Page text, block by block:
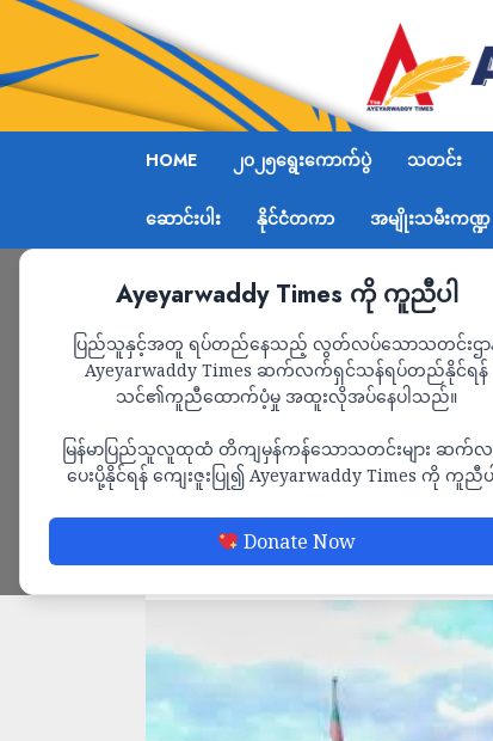
HOME ၂၀၂၅ရွေးကောက်ပွဲ သတင်း
ဆောင်းပါး နိုင်ငံတကာ အမျိုးသမီးကဏ္ဍ
Ayeyarwaddy Times ကို ကူညီပါ
ပြည်သူနှင့်အတူ ရပ်တည်နေသည့် လွတ်လပ်သောသတင်းဌာ
Ayeyarwaddy Times ဆက်လက်ရှင်သန်ရပ်တည်နိုင်ရန်
သင်၏ကူညီထောက်ပံ့မှု အထူးလိုအပ်နေပါသည်။
မြန်မာပြည်သူလူထုထံ တိကျမှန်ကန်သောသတင်းများ ဆက်
ပေးပို့နိုင်ရန် ကျေးဇူးပြု၍ Ayeyarwaddy Times ကို ကူညီပ
Donate Now
Home နေပြည်တော်တွင် ရွေးတုအစိုးရ အရာရှိမ
သတင်း
နေပြည်တော်တွင်
ပါဝင်သည့် လောင်
ADMIN MAY 12, 2026